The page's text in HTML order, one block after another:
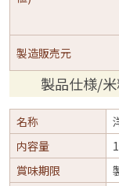
製造販売元
製品仕様/
名称
内容量
賞味期限